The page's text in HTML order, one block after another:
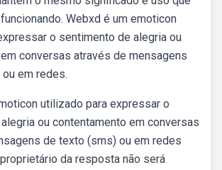
Webxd é um emoticon
o sentimento de alegria ou
conversas através de mensagens
em redes.
utilizado para expressar o
ou contentamento em conversas
de texto (sms) ou em redes
da resposta não será